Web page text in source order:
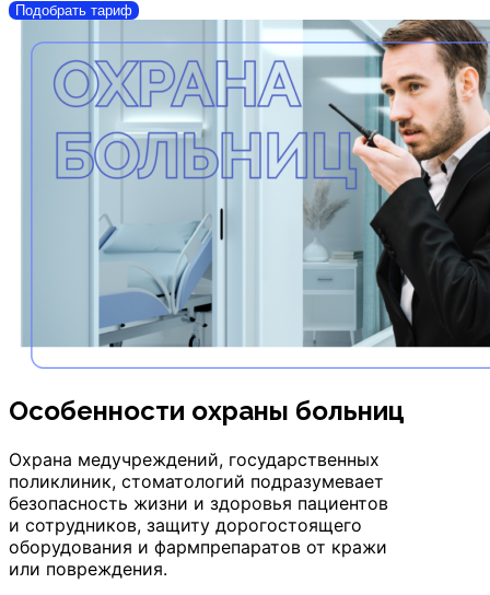
Подобрать тариф
Особенности охраны больниц
Охрана медучреждений, государственных
поликлиник, стоматологий подразумевает
безопасность жизни и здоровья пациентов
и сотрудников, защиту дорогостоящего
оборудования и фармпрепаратов от кражи
или повреждения.